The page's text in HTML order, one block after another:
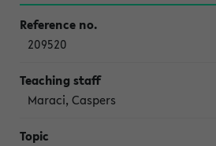
209520
Maraci, Caspers